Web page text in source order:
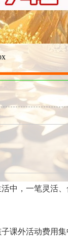
中，一笔灵活
课外活动费用